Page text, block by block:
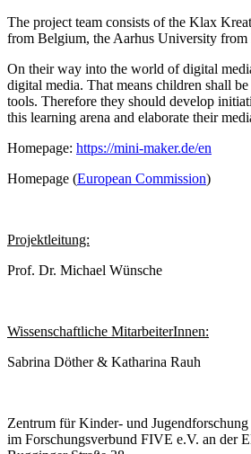
The project team consists of the Klax
from Belgium, the Aarhus University
On their way into the world of digital
digital media. That means children shall
tools. Therefore they should develop
this learning arena and elaborate their
Homepage: https://mini-maker.de/en
Homepage (European Commission)
Projektleitung:
Prof. Dr. Michael Wünsche
Wissenschaftliche MitarbeiterInnen:
Sabrina Döther & Katharina Rauh
Zentrum für Kinder- und Jugendforschung
im Forschungsverbund FIVE e.V. an der